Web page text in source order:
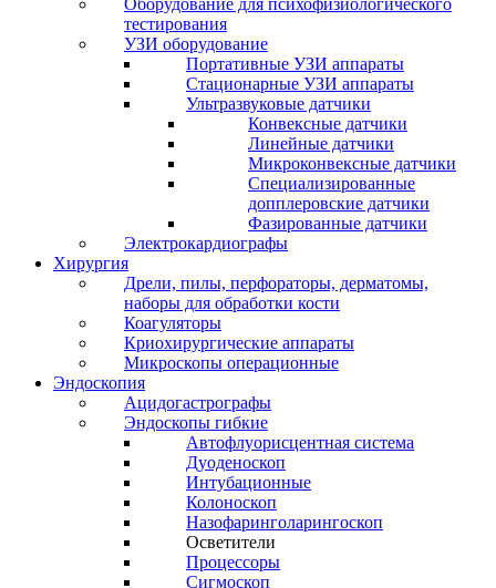
Оборудование для психофизиологического
тестирования
УЗИ оборудование
Портативные УЗИ аппараты
Стационарные УЗИ аппараты
Ультразвуковые датчики
Конвексные датчики
Линейные датчики
Микроконвексные датчики
Специализированные
допплеровские датчики
Фазированные датчики
Электрокардиографы
Хирургия
Дрели, пилы, перфораторы, дерматомы,
наборы для обработки кости
Коагуляторы
Криохирургические аппараты
Микроскопы операционные
Эндоскопия
Ацидогастрографы
Эндоскопы гибкие
Автофлуорисцентная система
Дуоденоскоп
Интубационные
Колоноскоп
Назофаринголарингоскоп
Осветители
Процессоры
Сигмоскоп